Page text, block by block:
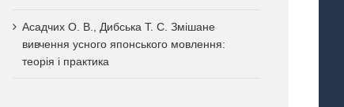
Асадчих О. В., Дибська Т. С. Змішане
вивчення усного японського мовлення:
теорія і практика